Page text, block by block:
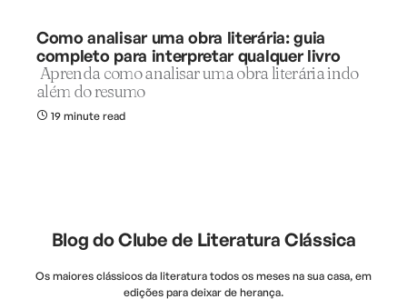
Como analisar uma obra literária: guia
completo para interpretar qualquer livro
Aprenda como analisar uma obra literária indo
além do resumo
19 minute read
Blog do Clube de Literatura Clássica
Os maiores clássicos da literatura todos os meses na sua casa, em
edições para deixar de herança.